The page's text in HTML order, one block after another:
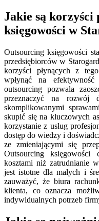
Jakie są korzyści
księgowości w
Outsourcing księgowości
przedsiębiorców w
korzyści płynących z
wpłynąć na
outsourcing pozwala
przeznaczyć na rozwój
skomplikowanymi
skupić się na kluczowych
korzystanie z usług
dostęp do wiedzy i
ze zmieniającymi się
Outsourcing
kosztami niż zatrudnianie
jest istotne dla małych i
zauważyć, że biura
klienta, co oznacza
indywidualnych potrzeb